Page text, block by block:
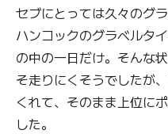
セブにとっては久々のグ
ハンコックのグラベルタ
の中の一日だけ。そんな
そ走りにくそうでしたが
くれて、そのまま上位に
した。